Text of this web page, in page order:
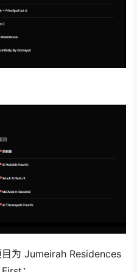
为 Jumeirah Residences